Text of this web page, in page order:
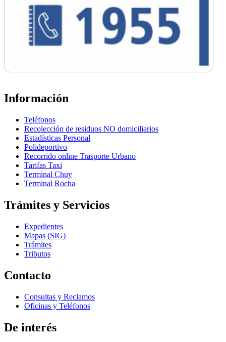
Información
Teléfonos
Recolección de residuos NO domiciliarios
Estadísticas Personal
Polideportivo
Recorrido online Trasporte Urbano
Tarifas Taxi
Terminal Chuy
Terminal Rocha
Trámites y Servicios
Expedientes
Mapas (SIG)
Trámites
Tributos
Contacto
Consultas y Reclamos
Oficinas y Teléfonos
De interés